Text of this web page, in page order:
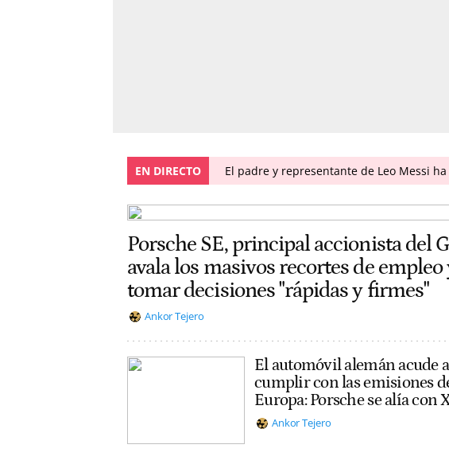
EN DIRECTO El padre y representante de Leo Messi
Porsche SE, principal accionista del
avala los masivos recortes de empleo
tomar decisiones "rápidas y firmes"
Ankor Tejero
El automóvil alemán acude
cumplir con las emisiones
Europa: Porsche se alía con
Ankor Tejero